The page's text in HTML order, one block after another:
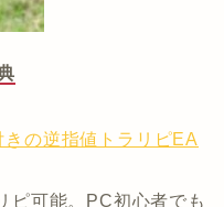
の逆指値トラリピEA
ピ可能。PC初心者でも